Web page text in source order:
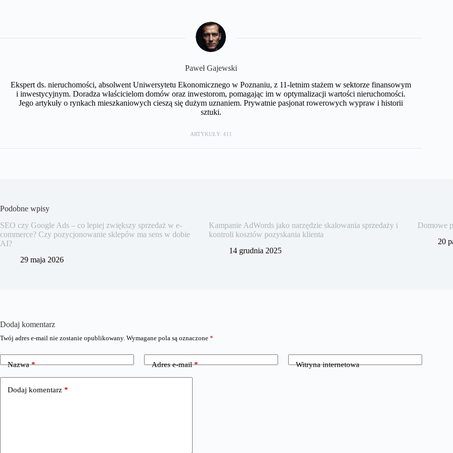
Paweł Gajewski
Ekspert ds. nieruchomości, absolwent Uniwersytetu Ekonomicznego w Poznaniu, z 11-letnim stażem w sektorze finansowym
i inwestycyjnym. Doradza właścicielom domów oraz inwestorom, pomagając im w optymalizacji wartości nieruchomości.
Jego artykuły o rynkach mieszkaniowych cieszą się dużym uznaniem. Prywatnie pasjonat rowerowych wypraw i historii
sztuki.
ARTYKUŁY: 411
Podobne wpisy
SEO czy Google Ads – co lepiej zwiększy sprzedaż w e-
commerce? Czy pozycjonowanie sklepów ma sens w dobie
AI?
29 maja 2026
Kampanie AdWords jako narzędzie skalowania sprzedaży i
kontroli kosztów pozyskania klienta
14 grudnia 2025
Domowe
20
Dodaj komentarz
Twój adres e-mail nie zostanie opublikowany. Wymagane pola są oznaczone *
Nazwa* Adres e-mail* Witryna internetowa
Dodaj komentarz *